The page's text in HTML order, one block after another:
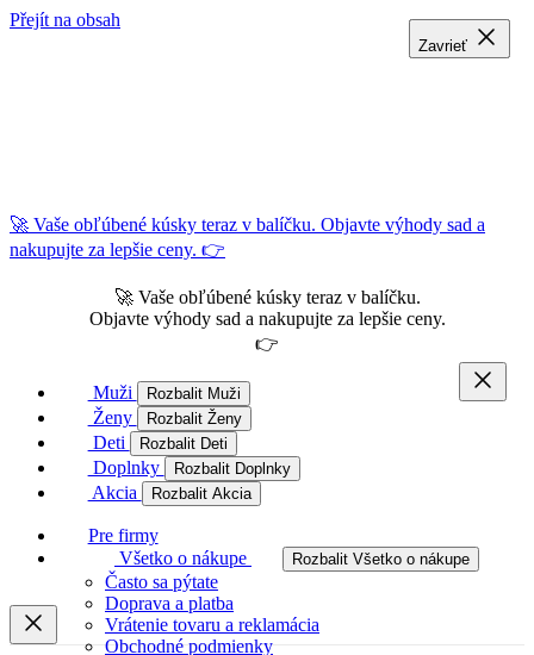
Přejít na obsah
🚀 Vaše obľúbené kúsky teraz v balíčku. Objavte výhody sad a
nakupujte za lepšie ceny. 👉
🚀 Vaše obľúbené kúsky teraz v balíčku.
Objavte výhody sad a nakupujte za lepšie ceny.
👉
Muži Rozbalit Muži
Ženy Rozbalit Ženy
Deti Rozbalit Deti
Doplnky Rozbalit Doplnky
Akcia Rozbalit Akcia
Pre firmy
Všetko o nákupe
Rozbalit Všetko o nákupe
Často sa pýtate
Doprava a platba
Vrátenie tovaru a reklamácia
Obchodné podmienky
Zavrieť
Zavrieť
Zavrieť